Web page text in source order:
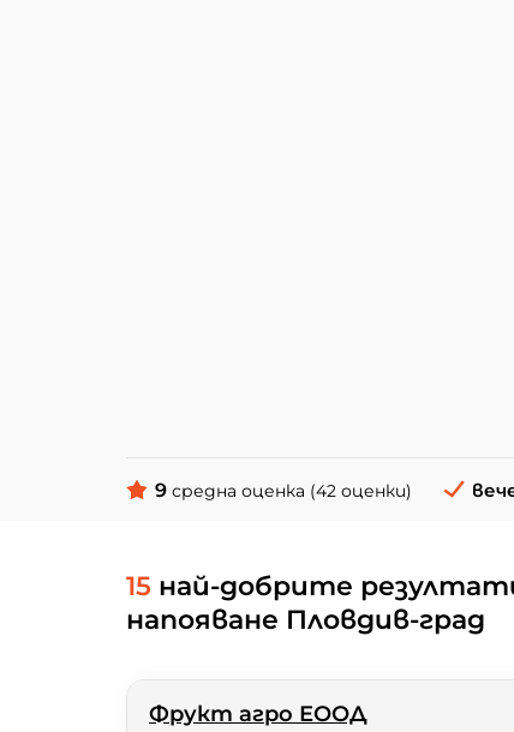
9 средна оценка (42 оценки)
15 най-добрите
напояване Пловдив-град
Фрукт агро ЕООД